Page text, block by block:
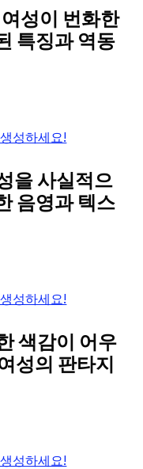
성이 번화한
특징과 역동
성하세요!
을 사실적으
음영과 텍스
성하세요!
색감이 어우
성의 판타지
성하세요!